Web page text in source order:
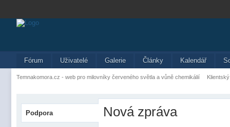
Fórum Uživatelé Galerie Články Kalendář
Temnakomora.cz - web pro milovníky červeného světla a vůně chemikálií
Podpora Nová zpráva